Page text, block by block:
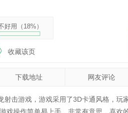
好用（ 18% ）
收藏该页
下载地址 网友评论
射击游戏，游戏采用了3D卡通风格，玩